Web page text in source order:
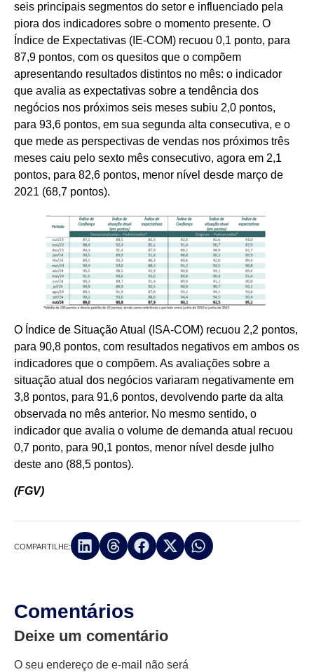
seis principais segmentos do setor e influenciado pela
piora dos indicadores sobre o momento presente. O
Índice de Expectativas (IE-COM) recuou 0,1 ponto, para
87,9 pontos, com os quesitos que o compõem
apresentando resultados distintos no mês: o indicador
que avalia as expectativas sobre a tendência dos
negócios nos próximos seis meses subiu 2,0 pontos,
para 93,6 pontos, em sua segunda alta consecutiva, e o
que mede as perspectivas de vendas nos próximos três
meses caiu pelo sexto mês consecutivo, agora em 2,1
pontos, para 82,6 pontos, menor nível desde março de
2021 (68,7 pontos).
O Índice de Situação Atual (ISA-COM) recuou 2,2 pontos,
para 90,8 pontos, com resultados negativos em ambos os
indicadores que o compõem. As avaliações sobre a
situação atual dos negócios variaram negativamente em
3,8 pontos, para 91,6 pontos, devolvendo parte da alta
observada no mês anterior. No mesmo sentido, o
indicador que avalia o volume de demanda atual recuou
0,7 ponto, para 90,1 pontos, menor nível desde julho
deste ano (88,5 pontos).
(FGV)
COMPARTILHE:
Comentários
Deixe um comentário
O seu endereço de e-mail não será